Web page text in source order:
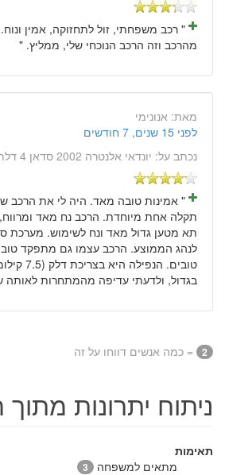
" רכב משפחתי, זול לתחזוקה, אמין
מהרכב וזה הרכב הנוכחי שלי, ממליץ. "
מאת: אנונימי
לפני 15 שנים, 7 חודשים
נכתב על: יונדאי אלנטרה 2002 סדאן 4 דלתות
" אמינות טובה מאד. היה לי את הרכב
תקלה אחת מיוחדת. הרכב נח מאד
תא מטען גדול מאד ונח לשימוש. מערכת
לנהג הממוצע. הרכב עצמו גם מתפקד טוב:
טובים.
בגדול, ולדעתי עדיפה מהמתחרות לאותה
2 = כמה אנשים דווחו על זה
ניתוח יתרונות
תאימות
מתאים למשפחה
3